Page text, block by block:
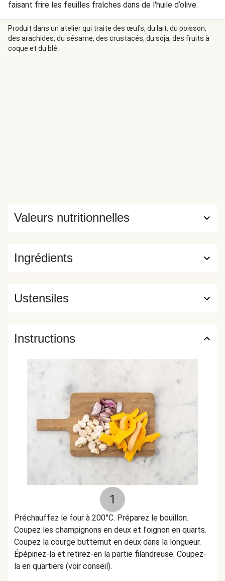
faisant frire les feuilles fraîches dans de l'huile d’olive.
Produit dans un atelier qui traite des œufs, du lait, du poisson,
des arachides, du sésame, des crustacés, du soja, des fruits à
coque et du blé.
Ingrédients
Valeurs nutritionnelles
Ustensiles
Instructions
1
Préchauffez le four à 200°C. Préparez le bouillon.
Coupez les champignons en deux et l'oignon en quarts.
Coupez la courge butternut en deux dans la longueur.
Épépinez-la et retirez-en la partie filandreuse. Coupez-
la en quartiers (voir conseil).